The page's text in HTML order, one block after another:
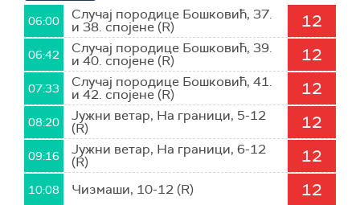
06:00 Случај породице Бошковић, 37.
и 38. спојене (R) 12
06:42 Случај породице Бошковић, 39.
и 40. спојене (R) 12
07:33 Случај породице Бошковић, 41.
и 42. спојене (R) 12
08:20 Јужни ветар, На граници, 5-12
(R) 12
09:16 Јужни ветар, На граници, 6-12
(R) 12
10:08 Чизмаши, 10-12 (R) 12